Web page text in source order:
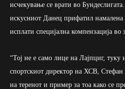
исчекување се врати во
искусниот Данец прифатил намалена
исплати специјална компензација во
“Тој не е само лице на Лајпциг, туку
спортскиот директор на ХСВ,
на теренот и пример за тоа како се